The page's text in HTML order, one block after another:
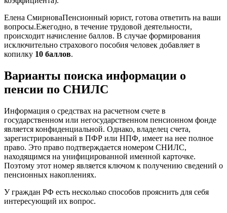
Елена СмирноваПенсионный юрист, готова ответить на ваши
вопросы.Ежегодно, в течение трудовой деятельности,
происходит начисление баллов. В случае формирования
исключительно страхового пособия человек добавляет в
копилку 10 баллов.
Варианты поиска информации о
пенсии по СНИЛС
Информация о средствах на расчетном счете в
государственном или негосударственном пенсионном фонде
является конфиденциальной. Однако, владелец счета,
зарегистрированный в ПФР или НПФ, имеет на нее полное
право. Это право подтверждается номером СНИЛС,
находящимся на унифицированной именной карточке.
Поэтому этот номер является ключом к получению сведений о
пенсионных накоплениях.
У граждан РФ есть несколько способов прояснить для себя
интересующий их вопрос.